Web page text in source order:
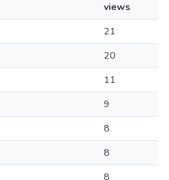
views
21
20
11
9
8
8
8